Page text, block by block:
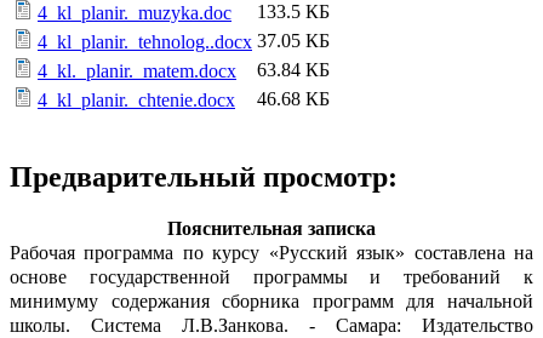
4_kl_planir._muzyka.doc
133.5 КБ
4_kl_planir._tehnolog..docx 37.05 КБ
4_kl._planir._matem.docx
63.84 КБ
4_kl_planir._chtenie.docx
46.68 КБ
Предварительный просмотр:
Пояснительная записка
Рабочая программа по курсу «Русский язык» составлена на
основе государственной программы и требований к
минимуму содержания сборника программ для начальной
школы. Система Л.В.Занкова. - Самара: Издательство